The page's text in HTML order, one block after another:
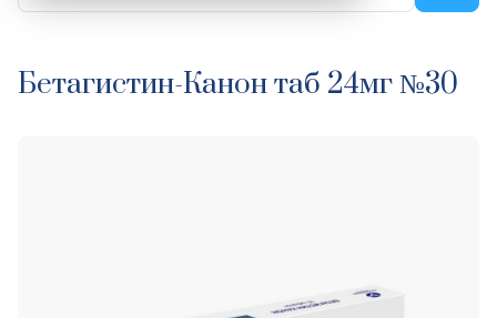
Бетагистин-Канон таб 24мг №30